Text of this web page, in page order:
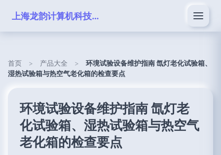
上海龙韵计算机科技有限公司
首页 > 产品大全 >
环境试验设备维护指南 氙灯老化试验箱、
湿热试验箱与热空气老化箱的检查要点
环境试验设备维护指南 氙灯老
化试验箱、湿热试验箱与热空气
老化箱的检查要点